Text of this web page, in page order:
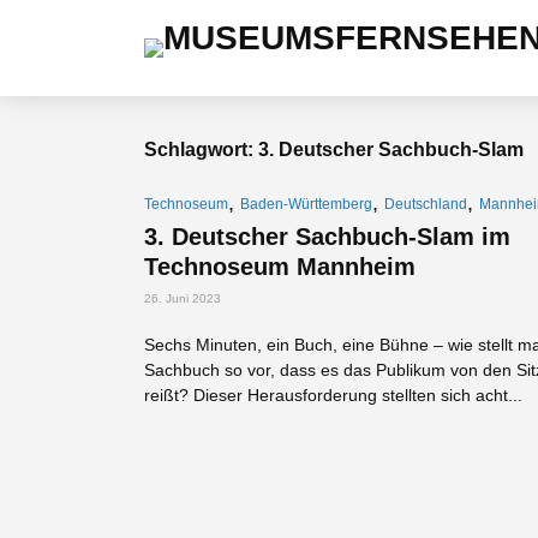
Schlagwort: 3. Deutscher Sachbuch-Slam
Technoseum, Baden-Württemberg, Deutschland ,
3. Deutscher Sachbuch-Slam im
Technoseum Mannheim
26. Juni 2023
Sechs Minuten, ein Buch, eine Bühne – wie stellt
Sachbuch so vor, dass es das Publikum von den
reißt? Dieser Herausforderung stellten sich acht...